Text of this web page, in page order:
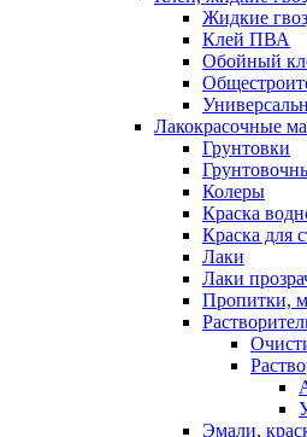
Жидкие
Клей ПВА
Обойный
Лакокрасочные
Грунтовки
Колеры
Краска
Краска для
Лаки
Лаки
Пропитки,
Эмали,